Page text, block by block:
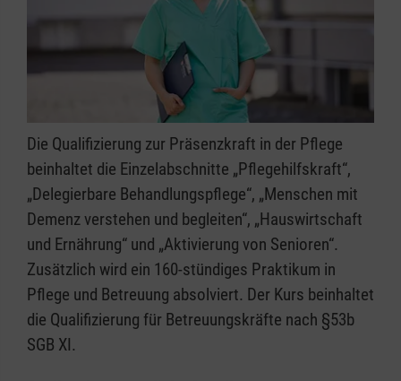
Die Qualifizierung zur Präsenzkraft in der Pflege
beinhaltet die Einzelabschnitte „Pflegehilfskraft“,
„Delegierbare Behandlungspflege“, „Menschen mit
Demenz verstehen und begleiten“, „Hauswirtschaft
und Ernährung“ und „Aktivierung von Senioren“.
Zusätzlich wird ein 160-stündiges Praktikum in
Pflege und Betreuung absolviert. Der Kurs beinhaltet
die Qualifizierung für Betreuungskräfte nach §53b
SGB XI.